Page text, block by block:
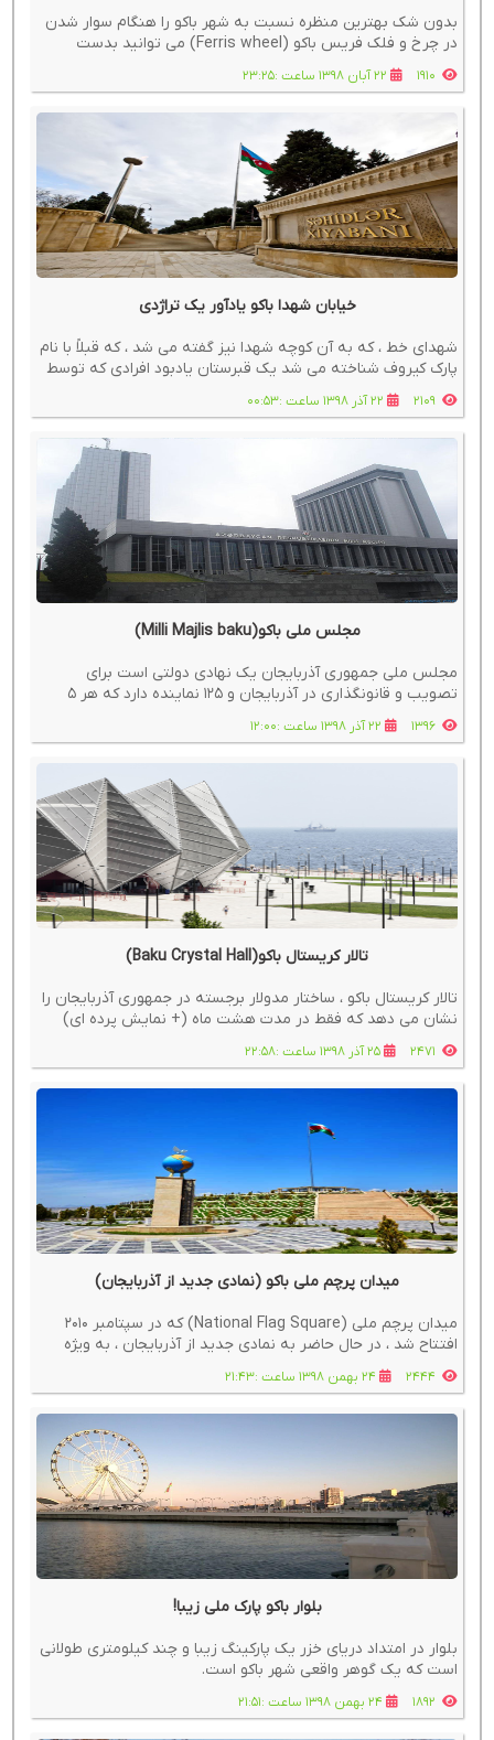
بدون شک بهترین منظره نسبت به شهر باکو را هنگام سوار شدن
در چرخ و فلک فریس باکو (Ferris wheel) می توانید بدست
آورید.
1910 22 آبان 1398 ساعت :23:25
خیابان شهدا باکو یادآور یک تراژدی
شهدای خط ، که به آن کوچه شهدا نیز گفته می شد ، که قبلاً با نام
پارک کیروف شناخته می شد یک قبرستان یادبود افرادی که توسط
ارتش شوروی در جریان یک واقعه فاجعه بار ، معروف به قتل عام
ژانویه ، کشته شد.
2109 22 آذر 1398 ساعت :00:53
مجلس ملی باکو(Milli Majlis baku)
مجلس ملی جمهوری آذربایجان یک نهادی دولتی است برای
تصویب و قانونگذاری در آذربایجان و ۱۲۵ نماینده دارد که هر 5
بار در پاییز و بهار تشکیل جلسه می‌دهد
1396 22 آذر 1398 ساعت :12:00
تالار کریستال باکو(Baku Crystal Hall)
تالار کریستال باکو ، ساختار مدولار برجسته در جمهوری آذربایجان را
نشان می دهد که فقط در مدت هشت ماه (+ نمایش پرده ای)
طراحی و تکمیل شده است.
2471 25 آذر 1398 ساعت :22:58
میدان پرچم ملی باکو (نمادی جدید از آذربایجان)
میدان پرچم ملی (National Flag Square) که در سپتامبر 2010
افتتاح شد ، در حال حاضر به نمادی جدید از آذربایجان ، به ویژه
باکو تبدیل شده است.
2444 24 بهمن 1398 ساعت :21:43
بلوار باکو پارک ملی زیبا!
بلوار در امتداد دریای خزر یک پارکینگ زیبا و چند کیلومتری طولانی
است که یک گوهر واقعی شهر باکو است.
1892 24 بهمن 1398 ساعت :21:51